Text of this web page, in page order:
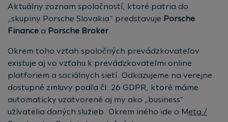
Aktuálny zoznam spoločností, ktoré patria do
„skupiny Porsche Slovakia“ predstavuje Porsche
Finance a Porsche Broker.
Okrem toho vzťah spoločných prevádzkovateľov
existuje aj vo vzťahu k prevádzkovateľmi online
platforiem a sociálnych sietí. Odkazujeme na verejne
dostupné zmluvy podľa čl. 26 GDPR, ktoré máme
automaticky uzatvorené aj my ako „business“
užívatelia daných služieb. Okrem iného ide o Meta /